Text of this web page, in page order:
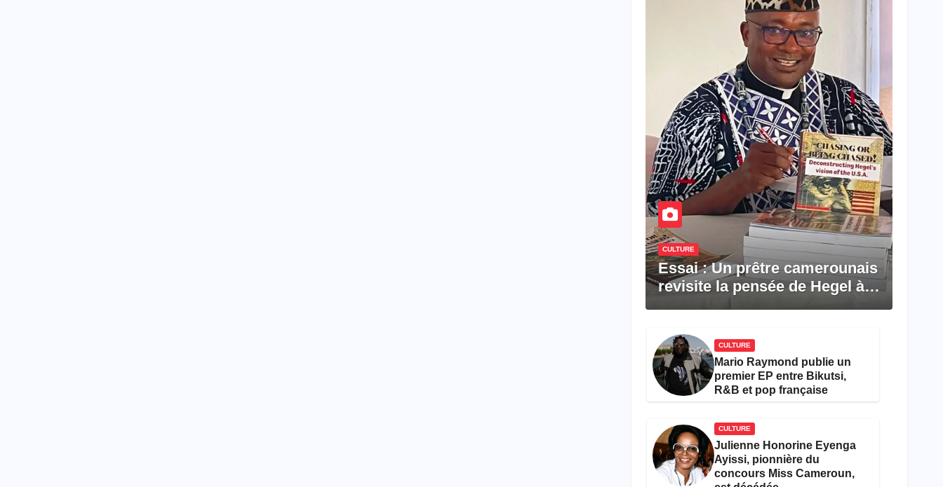
CULTURE
Essai : Un prêtre camerounais
revisite la pensée de Hegel à
CULTURE
Mario Raymond publie un
premier EP entre Bikutsi,
R&B et pop française
CULTURE
Julienne Honorine Eyenga
Ayissi, pionnière du
concours Miss Cameroun,